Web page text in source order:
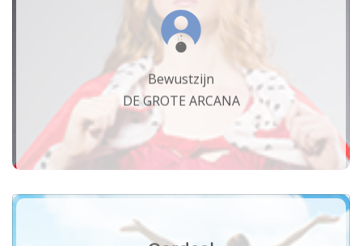
Bewustzijn
DE GROTE ARCANA